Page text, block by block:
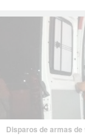
Disparos de armas de